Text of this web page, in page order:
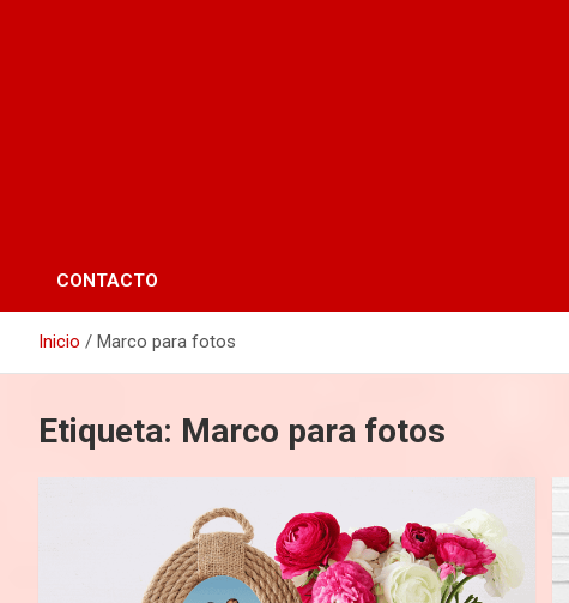
CONTACTO
Inicio Marco para fotos
Etiqueta: Marco para fotos